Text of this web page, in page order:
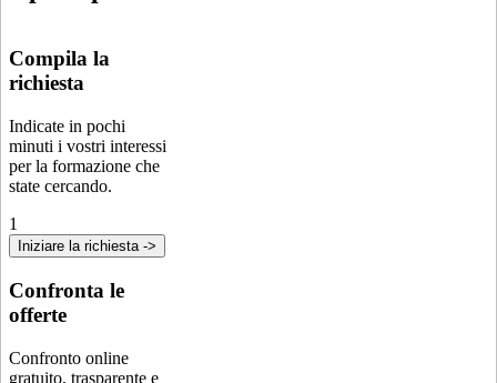
Compila la
richiesta
Indicate in pochi
minuti i vostri interessi
per la formazione che
state cercando.
1
Iniziare la richiesta ->
Confronta le
offerte
Confronto online
gratuito, trasparente e